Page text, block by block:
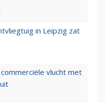
in Leipzig zat
vlucht met